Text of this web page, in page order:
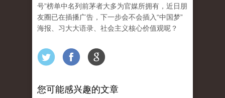
号”榜单中名列前茅者大多为官媒所拥有，近日朋
友圈已在插播广告，下一步会不会插入“中国梦”
海报、习大大语录、社会主义核心价值观呢？
您可能感兴趣的文章